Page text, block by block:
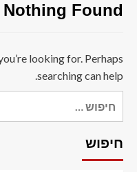
Nothing Found
looking for. Perhaps
searching can help.
חיפוש